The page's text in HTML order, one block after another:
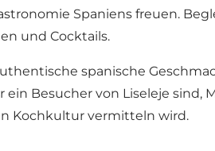
Spaniens freuen.
und Cocktails.
spanische
Besucher von Liseleje sind,
Kochkultur vermitteln wird.